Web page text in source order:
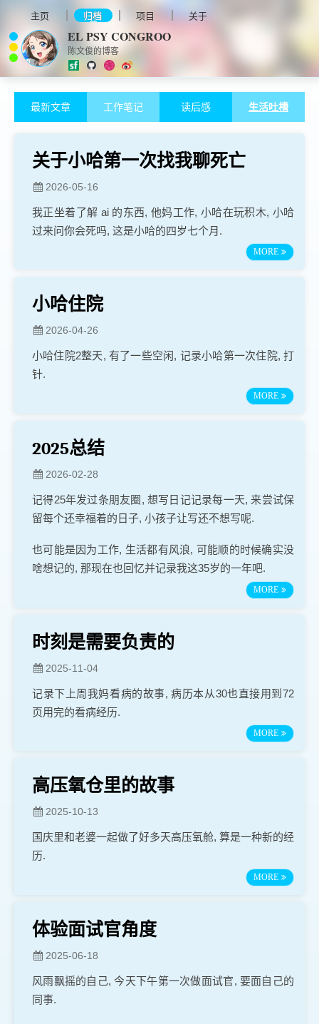
主页 归档 项目 关于
EL PSY CONGROO
陈文俊的博客
最新文章 工作笔记 读后感 生活吐槽
关于小哈第一次找我聊死亡
2026-05-16
我正坐着了解 ai 的东西, 他妈工作, 小哈在玩积木, 小哈
过来问你会死吗, 这是小哈的四岁七个月.
MORE
小哈住院
2026-04-26
小哈住院2整天, 有了一些空闲, 记录小哈第一次住院, 打
针.
MORE
2025总结
2026-02-28
记得25年发过条朋友圈, 想写日记记录每一天, 来尝试保
留每个还幸福着的日子, 小孩子让写还不想写呢.
也可能是因为工作, 生活都有风浪, 可能顺的时候确实没
啥想记的, 那现在也回忆并记录我这35岁的一年吧.
MORE
时刻是需要负责的
2025-11-04
记录下上周我妈看病的故事, 病历本从30也直接用到72
页用完的看病经历.
MORE
高压氧仓里的故事
2025-10-13
国庆里和老婆一起做了好多天高压氧舱, 算是一种新的经
历.
MORE
体验面试官角度
2025-06-18
风雨飘摇的自己, 今天下午第一次做面试官, 要面自己的
同事.